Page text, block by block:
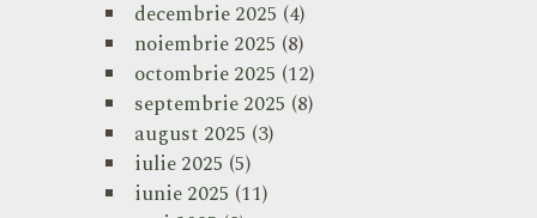
decembrie 2025 (4)
noiembrie 2025 (8)
octombrie 2025 (12)
septembrie 2025 (8)
august 2025 (3)
iulie 2025 (5)
iunie 2025 (11)